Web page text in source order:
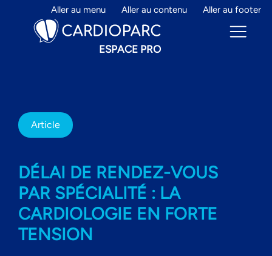
Aller au menu Aller au contenu Aller au footer
ESPACE PRO
AVIS CARDIO
CARDIOLOGUE : REJOIGNEZ-
ME CONNECTER
Article
DÉLAI DE RENDEZ-VOUS
PAR SPÉCIALITÉ : LA
CARDIOLOGIE EN FORTE
TENSION